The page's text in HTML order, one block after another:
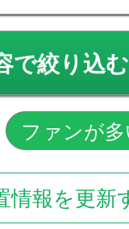
で絞り込む
情報を更新